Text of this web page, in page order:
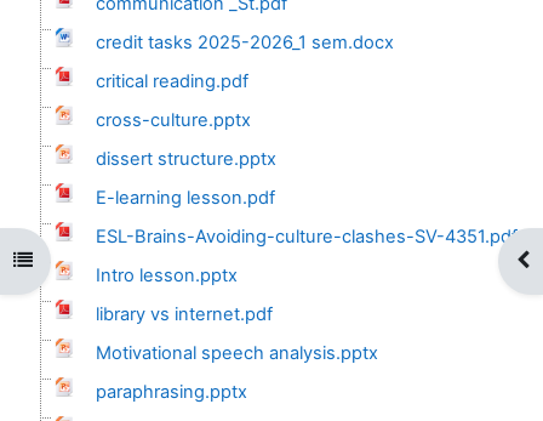
Відкритий покажчик курсу
credit tasks 2025-2026_1 sem.docx
critical reading.pdf
cross-culture.pptx
dissert structure.pptx
E-learning lesson.pdf
ESL-Brains-Avoiding-culture-clashes-SV-4351.pdf
Intro lesson.pptx
library vs internet.pdf
Motivational speech analysis.pptx
paraphrasing.pptx